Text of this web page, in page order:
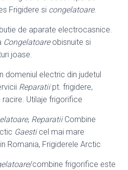
Frigidere si congelatoare.
de aparate electrocasnice.
Congelatoareobisnuite si
joase.
domeniul electric din judetul
Reparatiipt. frigidere,
racire. Utilaje frigorifice
, ReparatiiCombine
Gaesticel mai mare
Romania, Frigiderele Arctic
/combine frigorifice este